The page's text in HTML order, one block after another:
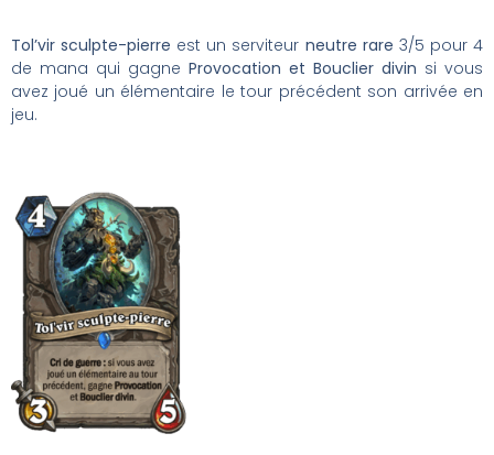
Tol’vir sculpte-pierre est un serviteur neutre rare 3/5 pour 4
de mana qui gagne Provocation et Bouclier divin si vous
avez joué un élémentaire le tour précédent son arrivée en
jeu.